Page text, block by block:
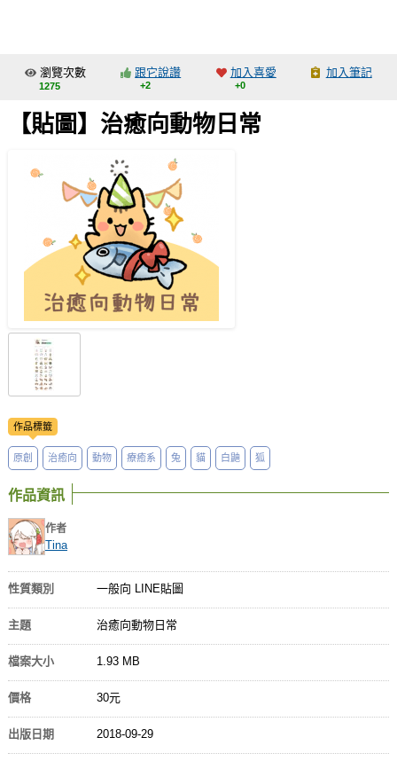
交流中心
攤位轉讓區
會員中心
註冊會員
登入
瀏覽次數
1275
跟它說讚
+2
加入喜愛
+0
加入筆記
【貼圖】治癒向動物日常
作品標籤
原創 治癒向 動物 療癒系 兔 貓 白鼬 狐
作品資訊
作者
Tina
性質類別 一般向 LINE貼圖
主題 治癒向動物日常
檔案大小 1.93 MB
價格 30元
出版日期 2018-09-29